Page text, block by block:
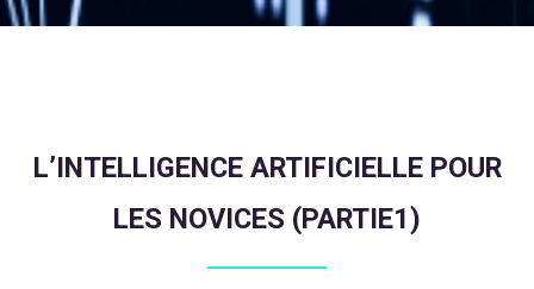
L’INTELLIGENCE ARTIFICIELLE POUR
LES NOVICES (PARTIE1)